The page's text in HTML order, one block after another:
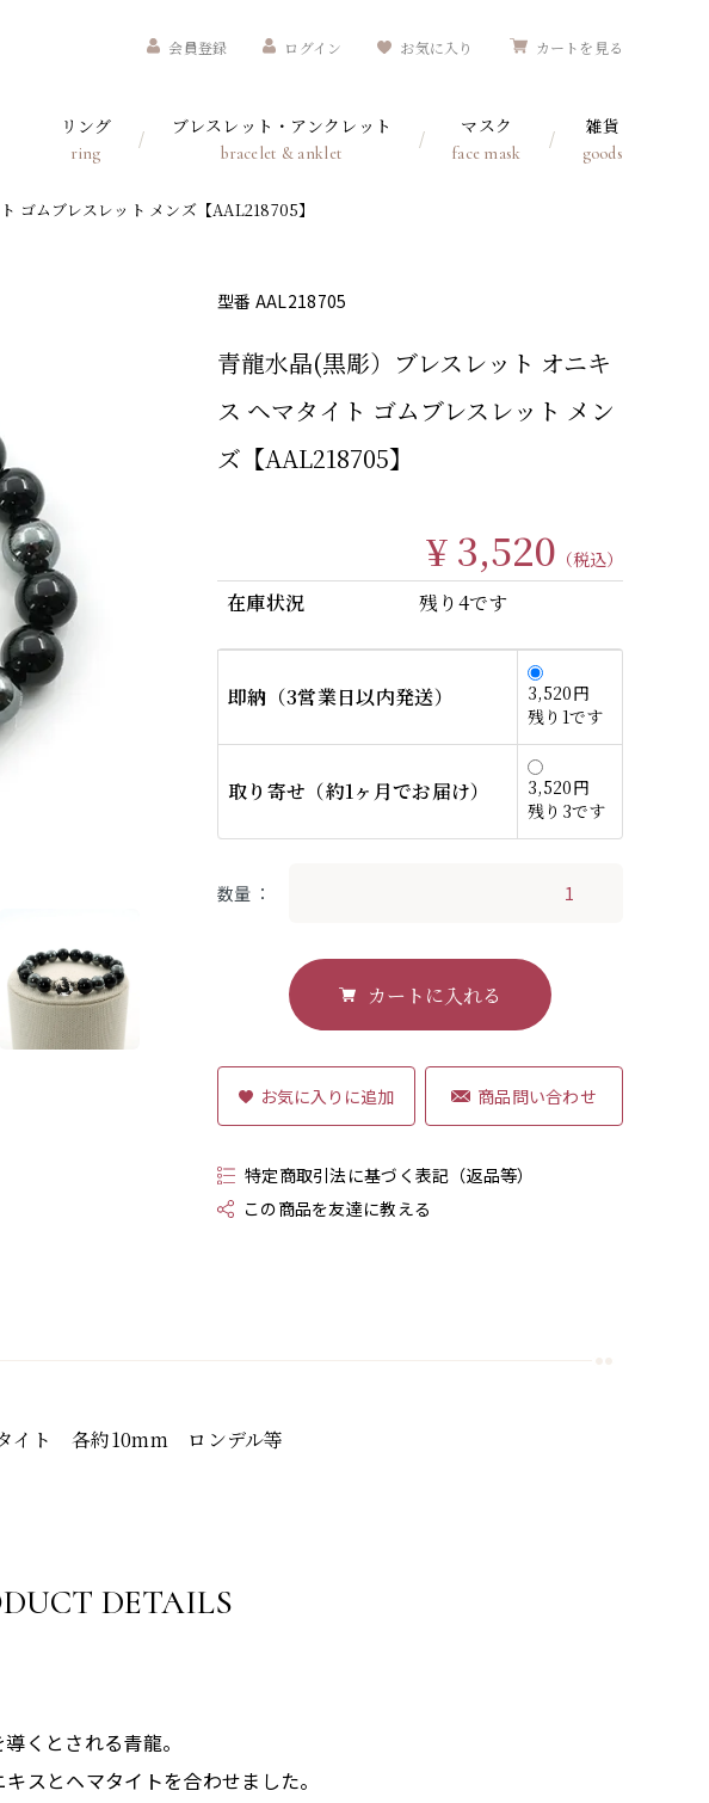
会員登録 ログイン お気に入り カートを見る
リング
ring
ブレスレット・アンクレット
bracelet & anklet
マスク
face mask
雑貨
goods
ゴムブレスレット メンズ【AAL218705】
型番 AAL218705
青龍水晶(黒彫）ブレスレット オニキ
ス ヘマタイト ゴムブレスレット メン
ズ【AAL218705】
¥ 3,520 （税込）
在庫状況 残り4です
即納（3営業日以内発送）
3,520円
残り1です
取り寄せ（約1ヶ月でお届け）
3,520円
残り3です
数量
カートに入れる
商品問い合わせ
特定商取引法に基づく表記（返品等）
この商品を友達に教える
イト 各約10mm ロンデル等
DETAILS
くとされる青龍。
スとヘマタイトを合わせました。